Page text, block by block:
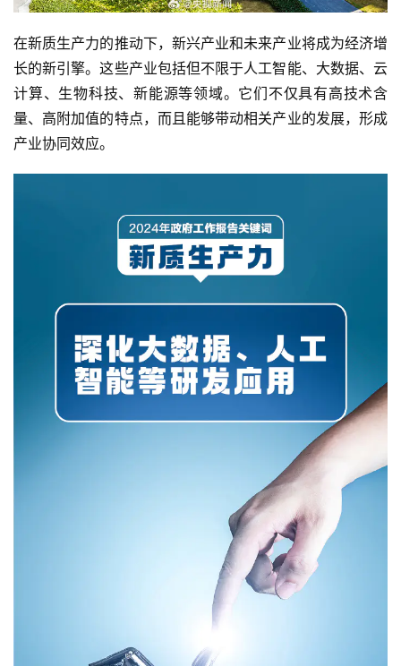
在新质生产力的推动下，新兴产业和未来产业将成为经济增
长的新引擎。这些产业包括但不限于人工智能、大数据、云
计算、生物科技、新能源等领域。它们不仅具有高技术含
量、高附加值的特点，而且能够带动相关产业的发展，形成
产业协同效应。